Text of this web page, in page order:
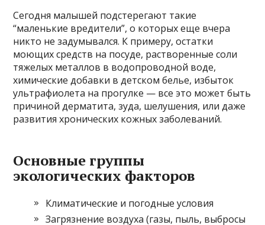
Сегодня малышей подстерегают такие
“маленькие вредители”, о которых еще вчера
никто не задумывался. К примеру, остатки
моющих средств на посуде, растворенные соли
тяжелых металлов в водопроводной воде,
химические добавки в детском белье, избыток
ультрафиолета на прогулке — все это может быть
причиной дерматита, зуда, шелушения, или даже
развития хронических кожных заболеваний.
Основные группы
экологических факторов
Климатические и погодные условия
Загрязнение воздуха (газы, пыль, выбросы